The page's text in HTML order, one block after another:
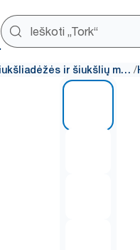
Šiukšliadėžės ir šiukšlių maišai /